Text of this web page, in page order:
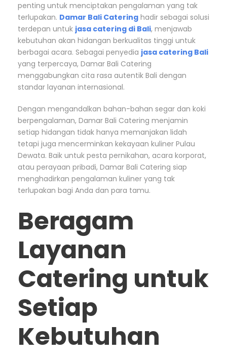
penting untuk menciptakan pengalaman yang tak
terlupakan. Damar Bali Catering hadir sebagai solusi
terdepan untuk jasa catering di Bali, menjawab
kebutuhan akan hidangan berkualitas tinggi untuk
berbagai acara. Sebagai penyedia jasa catering Bali
yang terpercaya, Damar Bali Catering
menggabungkan cita rasa autentik Bali dengan
standar layanan internasional.
Dengan mengandalkan bahan-bahan segar dan koki
berpengalaman, Damar Bali Catering menjamin
setiap hidangan tidak hanya memanjakan lidah
tetapi juga mencerminkan kekayaan kuliner Pulau
Dewata. Baik untuk pesta pernikahan, acara korporat,
atau perayaan pribadi, Damar Bali Catering siap
menghadirkan pengalaman kuliner yang tak
terlupakan bagi Anda dan para tamu.
Beragam
Layanan
Catering untuk
Setiap
Kebutuhan